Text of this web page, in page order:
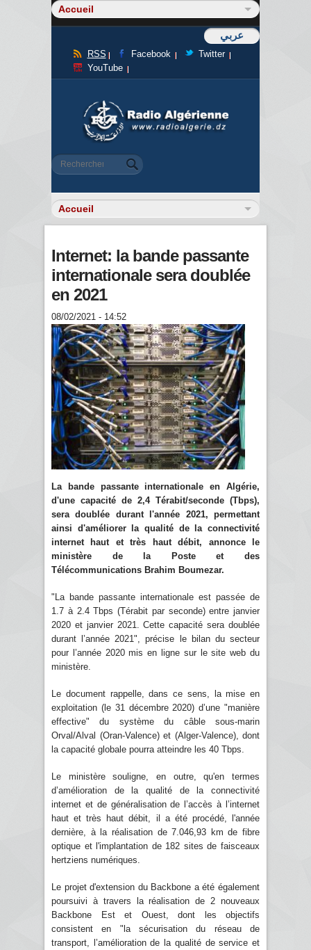
عربي
RSS Facebook
Twitter
YouTube
Formulaire de recherche
Rechercher
Internet: la bande passante
internationale sera doublée
en 2021
08/02/2021 - 14:52
La bande passante internationale en Algérie,
d'une capacité de 2,4 Térabit/seconde (Tbps),
sera doublée durant l'année 2021, permettant
ainsi d'améliorer la qualité de la connectivité
internet haut et très haut débit, annonce le
ministère de la Poste et des
Télécommunications Brahim Boumezar.
"La bande passante internationale est passée de
1.7 à 2.4 Tbps (Térabit par seconde) entre janvier
2020 et janvier 2021. Cette capacité sera doublée
durant l’année 2021", précise le bilan du secteur
pour l’année 2020 mis en ligne sur le site web du
ministère.
Le document rappelle, dans ce sens, la mise en
exploitation (le 31 décembre 2020) d’une "manière
effective" du système du câble sous-marin
Orval/Alval (Oran-Valence) et (Alger-Valence), dont
la capacité globale pourra atteindre les 40 Tbps.
Le ministère souligne, en outre, qu'en termes
d’amélioration de la qualité de la connectivité
internet et de généralisation de l’accès à l’internet
haut et très haut débit, il a été procédé, l'année
dernière, à la réalisation de 7.046,93 km de fibre
optique et l'implantation de 182 sites de faisceaux
hertziens numériques.
Le projet d'extension du Backbone a été également
poursuivi à travers la réalisation de 2 nouveaux
Backbone Est et Ouest, dont les objectifs
consistent en "la sécurisation du réseau de
transport, l’amélioration de la qualité de service et